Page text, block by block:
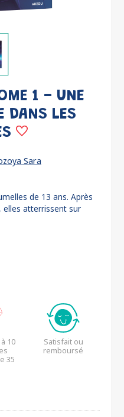
1 - UNE
DANS LES
Sara
de 13 ans. Après
elles atterrissent sur
10
35
Satisfait ou
remboursé